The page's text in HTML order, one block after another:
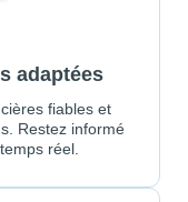
adaptées
fiables et
Restez informé
réel.